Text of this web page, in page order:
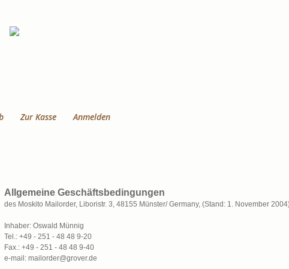
Zur Kasse Anmelden
Allgemeine Geschäftsbedingungen
des Moskito Mailorder, Liboristr. 3, 48155 Münster/ Germany, (Stand: 1. November
Inhaber: Oswald Münnig
Tel.: +49 - 251 - 48 48 9-20
Fax.: +49 - 251 - 48 48 9-40
e-mail: mailorder@grover.de